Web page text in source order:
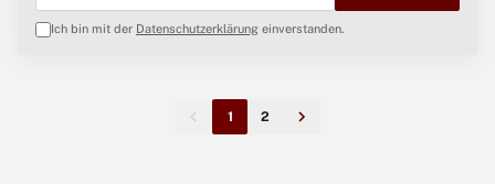
Ich bin mit der Datenschutzerklärung einverstanden.
1 2